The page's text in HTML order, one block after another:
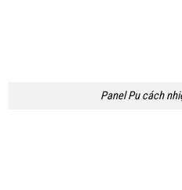
Panel Pu cách